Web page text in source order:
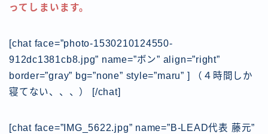
ってしまいます。
[chat face=”photo-1530210124550-
912dc1381cb8.jpg” name=”ボン” align=”right”
border=”gray” bg=”none” style=”maru” ] （４時間しか
寝てない、、、） [/chat]
[chat face=”IMG_5622.jpg” name=”B-LEAD代表 藤元”